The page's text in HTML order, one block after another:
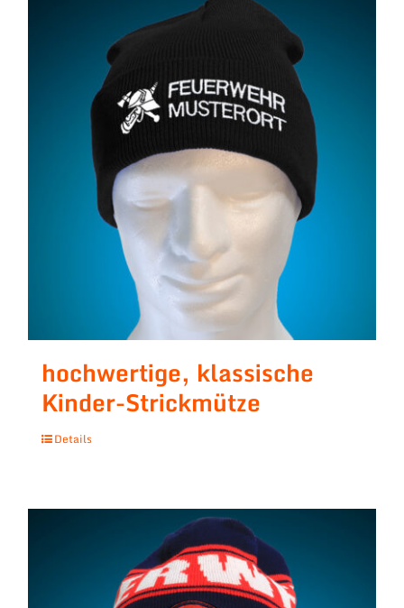
hochwertige, klassische
Kinder-Strickmütze
Details